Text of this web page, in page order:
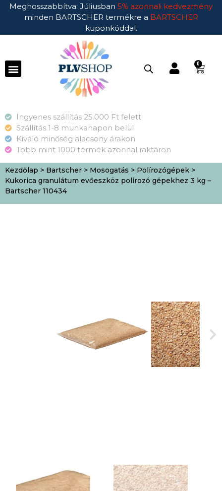
Meghosszabbítva: Júliusban 5% azonnali kedvezmény
minden BARTSCHER termékre a BARTSCHER
kuponkóddal.
0
Ingyenes szállítás 25.000 Ft felett
Szállítás 1-8 munkanapon belül
Kiváló minőség alacsony árakon
Több mint 1000 termék azonnal raktáron
Kezdőlap > Bartscher > Mosogatás > Polírozógépek >
Kukorica granulátum evőeszköz polirozó gépekhez 3 kg –
Bartscher 110434